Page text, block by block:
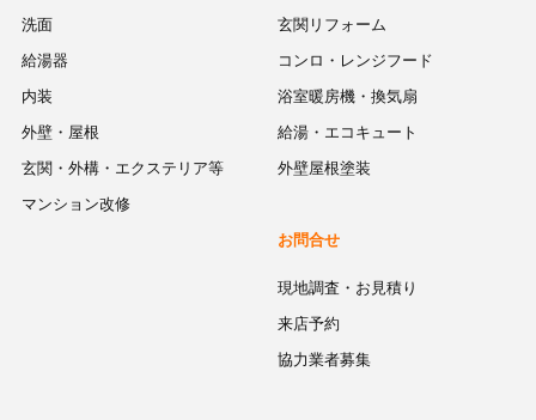
玄関リフォーム
コンロ・レンジフード
浴室暖房機・換気扇
給湯・エコキュート
外壁屋根塗装
洗面
給湯器
内装
外壁・屋根
玄関・外構・エクステリア等
マンション改修
お問合せ
現地調査・お見積り
来店予約
協力業者募集